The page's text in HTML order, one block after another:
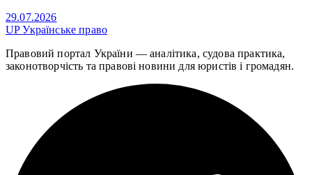
29.07.2026
UPУкраїнське право
Правовий портал України — аналітика, судова практика,
законотворчість та правові новини для юристів і громадян.